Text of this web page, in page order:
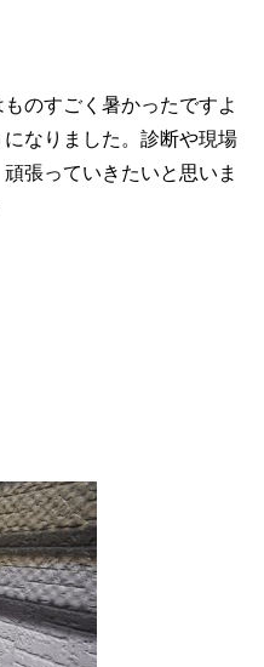
のすごく暑かったですよ
なりました。診断や現場
張っていきたいと思いま